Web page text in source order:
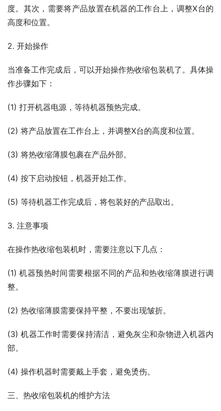
度。其次，需要将产品放置在机器的工作台上，调整X台的
高度和位置。
2. 开始操作
当准备工作完成后，可以开始操作热收缩包装机了。具体操
作步骤如下：
(1) 打开机器电源，等待机器预热完成。
(2) 将产品放置在工作台上，并调整X台的高度和位置。
(3) 将热收缩薄膜包裹在产品外部。
(4) 按下启动按钮，机器开始工作。
(5) 等待机器工作完成后，将包装好的产品取出。
3. 注意事项
在操作热收缩包装机时，需要注意以下几点：
(1) 机器预热时间需要根据不同的产品和热收缩薄膜进行调
整。
(2) 热收缩薄膜需要保持平整，不要出现皱折。
(3) 机器工作时需要保持清洁，避免灰尘和杂物进入机器内
部。
(4) 操作机器时需要戴上手套，避免烫伤。
三、热收缩包装机的维护方法